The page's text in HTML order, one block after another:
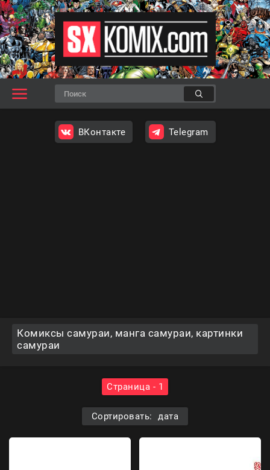
ВКонтакте Telegram
Комиксы самураи, манга самураи, картинки
самураи
Страница - 1
Сортировать: дата